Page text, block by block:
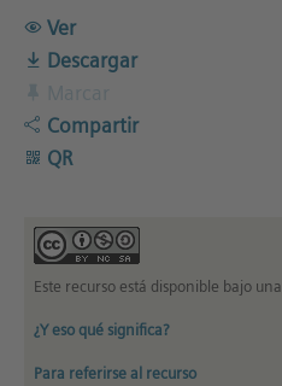
Ver
Descargar
Compartir
QR
Este recurso está disponible bajo una
¿Y eso qué significa?
Para referirse al recurso